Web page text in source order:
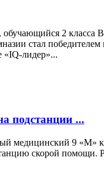
2 класса
стал
«IQ-лидер»...
подстанции ...
медицинский 9 «М»
скорой помощи.